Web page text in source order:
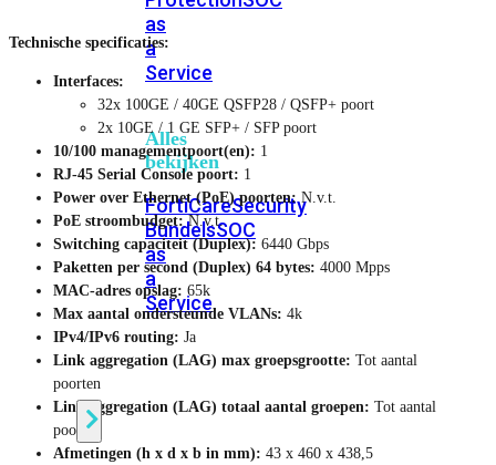
as
a
Service
Alles
bekijken
FortiCareSecurity
BundelsSOC
as
a
Service
Endpoint
Beveiliging
Technische specificaties:
Interfaces:
32x 100GE / 40GE QSFP28 / QSFP+ poort
2x 10GE / 1 GE SFP+ / SFP poort
10/100 managementpoort(en): 1
RJ-45 Serial Console poort: 1
Power over Ethernet (PoE) poorten: N.v.t.
PoE stroombudget: N.v.t.
Switching capaciteit (Duplex): 6440 Gbps
Paketten per second (Duplex) 64 bytes: 4000 Mpps
MAC-adres opslag: 65k
Max aantal ondersteunde VLANs: 4k
IPv4/IPv6 routing: Ja
Link aggregation (LAG) max groepsgrootte: Tot aantal
poorten
Link aggregation (LAG) totaal aantal groepen: Tot aantal
poorten
Afmetingen (h x d x b in mm): 43 x 460 x 438,5